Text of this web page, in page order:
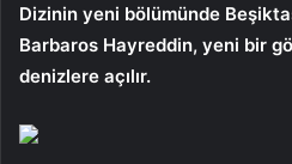
Dizinin yeni bölümünde
Barbaros Hayreddin, yeni bir
denizlere açılır.